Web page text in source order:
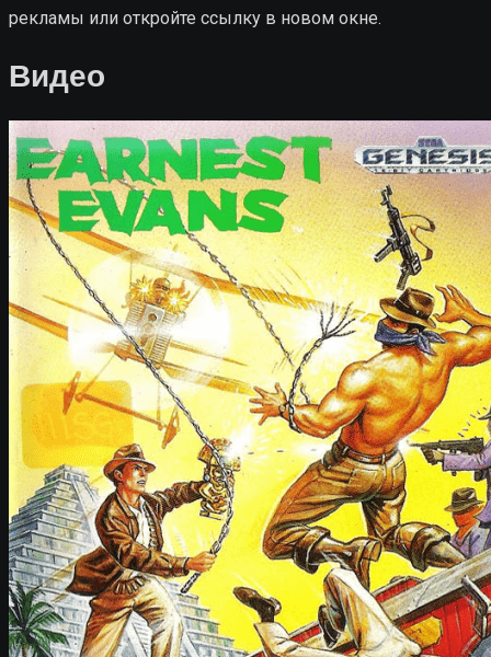
рекламы или откройте ссылку в новом окне.
Видео